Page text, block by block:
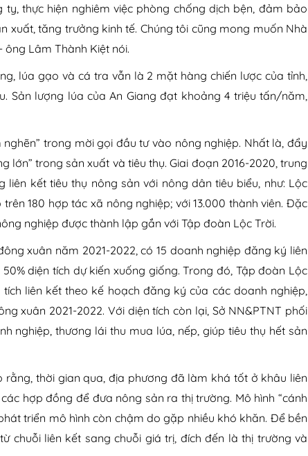
thực hiện nghiêm việc phòng chống dịch bện, đảm bảo
tăng trưởng kinh tế. Chúng tôi cũng mong muốn Nhà
Lâm Thành Kiệt nói.
lúa gạo và cá tra vẫn là 2 mặt hàng chiến lược của tỉnh,
lượng lúa của An Giang đạt khoảng 4 triệu tấn/năm,
trong mời gọi đầu tư vào nông nghiệp. Nhất là, đẩy
lớn” trong sản xuất và tiêu thụ. Giai đoạn 2016-2020, trung
kết tiêu thụ nông sản với nông dân tiêu biểu, như: Lộc
180 hợp tác xã nông nghiệp; với 13.000 thành viên. Đặc
nghiệp được thành lập gắn với Tập đoàn Lộc Trời.
xuân năm 2021-2022, có 15 doanh nghiệp đăng ký liên
diện tích dự kiến xuống giống. Trong đó, Tập đoàn Lộc
liên kết theo kế hoạch đăng ký của các doanh nghiệp,
xuân 2021-2022. Với diện tích còn lại, Sở NN&PTNT phối
nghiệp, thương lái thu mua lúa, nếp, giúp tiêu thụ hết sản
rằng, thời gian qua, địa phương đã làm khá tốt ở khâu liên
hợp đồng để đưa nông sản ra thị trường. Mô hình “cánh
triển mô hình còn chậm do gặp nhiều khó khăn. Để bền
chuỗi liên kết sang chuỗi giá trị, đích đến là thị trường và